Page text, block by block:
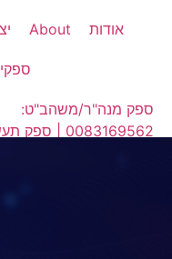
אודות About
ספק מנה"ר/משהב"ט:
0083169562 |